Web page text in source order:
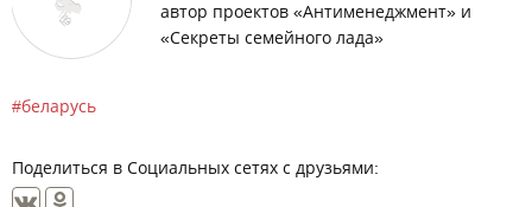
автор проектов «Антименеджмент» и
«Секреты семейного лада»
беларусь
Поделиться в Социальных сетях с друзьями: